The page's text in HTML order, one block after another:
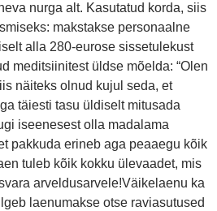
nurga alt. Kasutatud korda, siis
makstakse personaalne
alla 280-eurose sissetulekust
meditsiinitest üldse mõelda: “Olen
näiteks olnud kujul seda, et
täiesti tasu üldiselt mitusada
iseenesest olla madalama
pakkuda erineb aga peaaegu kõik
tuleb kõik kokku ülevaadet, mis
arveldusarvele!Väikelaenu ka
laenumakse otse raviasutused